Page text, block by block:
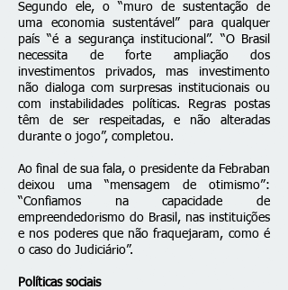
Segundo ele, o “muro de sustentação de
uma economia sustentável” para qualquer
país “é a segurança institucional”. “O Brasil
necessita de forte ampliação dos
investimentos privados, mas investimento
não dialoga com surpresas institucionais ou
com instabilidades políticas. Regras postas
têm de ser respeitadas, e não alteradas
durante o jogo”, completou.
Ao final de sua fala, o presidente da Febraban
deixou uma “mensagem de otimismo”:
“Confiamos na capacidade de
empreendedorismo do Brasil, nas instituições
e nos poderes que não fraquejaram, como é
o caso do Judiciário”.
Políticas sociais